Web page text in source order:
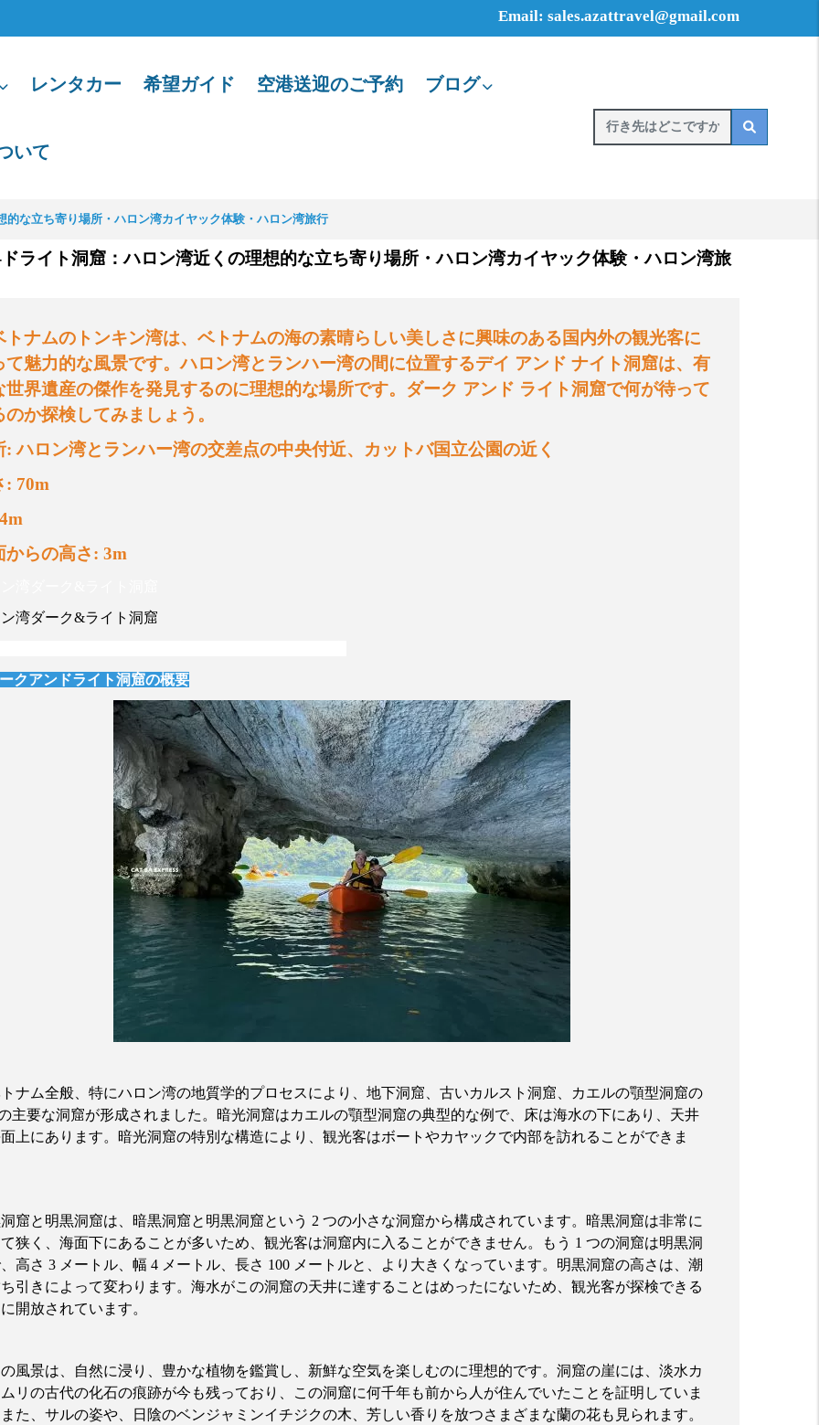
Email: sales.azattravel@gmail.com
レンタカー 希望ガイド 空港送迎のご予約 ブログ
いて
な立ち寄り場所・ハロン湾カイヤック体験・ハロン湾旅行
ライト洞窟：ハロン湾近くの理想的な立ち寄り場所・ハロン湾カイヤック体験・ハロン湾旅
トナムのトンキン湾は、ベトナムの海の素晴らしい美しさに興味のある国内外の観光客に
て魅力的な風景です。ハロン湾とランハー湾の間に位置するデイ アンド ナイト洞窟は、有
世界遺産の傑作を発見するのに理想的な場所です。ダーク アンド ライト洞窟で何が待って
のか探検してみましょう。
:ハロン湾とランハー湾の交差点の中央付近、カットバ国立公園の近く
: 70m
からの高さ: 3m
湾ダーク&ライト洞窟
クアンドライト洞窟の概要
ナム全般、特にハロン湾の地質学的プロセスにより、地下洞窟、古いカルスト洞窟、カエルの顎型洞窟の
主要な洞窟が形成されました。暗光洞窟はカエルの顎型洞窟の典型的な例で、床は海水の下にあり、天井
上にあります。暗光洞窟の特別な構造により、観光客はボートやカヤックで内部を訪れることができま
窟と明黒洞窟は、暗黒洞窟と明黒洞窟という 2 つの小さな洞窟から構成されています。暗黒洞窟は非常に
狭く、海面下にあることが多いため、観光客は洞窟内に入ることができません。もう 1 つの洞窟は明黒洞
高さ 3 メートル、幅 4 メートル、長さ 100 メートルと、より大きくなっています。明黒洞窟の高さは、潮
引き によって変わります。海水がこの洞窟の天井に達することはめったにないため、観光客が探検できる
開放されています。
風景は、自然に浸り、豊かな植物を鑑賞し、新鮮な空気を楽しむのに理想的です。洞窟の崖には、淡水カ
リの古代の化石の痕跡が今も残っており、この洞窟に何千年も前から人が住んでいたことを証明していま
た、サルの姿や、日陰のベンジャミンイチジクの木、芳しい香りを放つさまざまな蘭の花も見られます。